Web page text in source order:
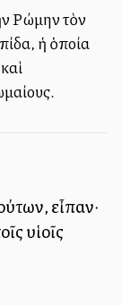
Ρώμην τὸν
ἡ ὁποία
εἶπαν·
υἱοῖς